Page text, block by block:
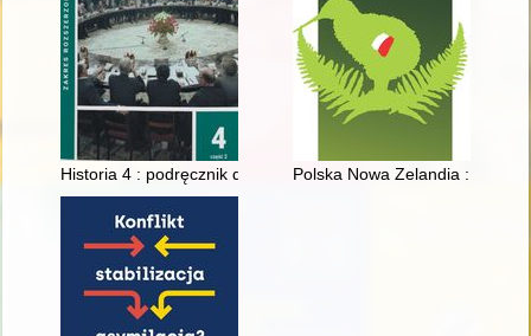
Historia 4 : podręcznik dla szkół ponadpodstawowych : zakres
Polska Nowa Zelandia :